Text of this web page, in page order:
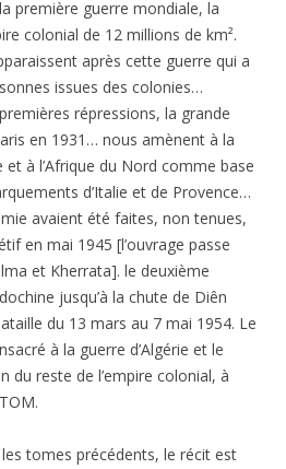
première guerre mondiale, la
colonial de 12 millions de km².
après cette guerre qui a
issues des colonies…
répressions, la grande
en 1931… nous amènent à la
à l’Afrique du Nord comme base
d’Italie et de Provence…
avaient été faites, non tenues,
en mai 1945 [l’ouvrage passe
et Kherrata]. le deuxième
jusqu’à la chute de Diên
du 13 mars au 7 mai 1954. Le
à la guerre d’Algérie et le
du reste de l’empire colonial, à
tomes précédents, le récit est